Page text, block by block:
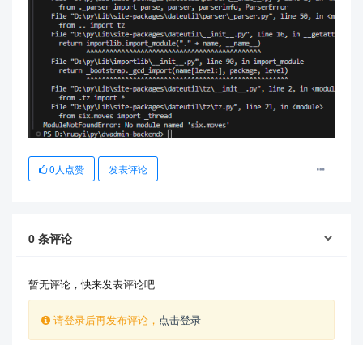
0 人点赞 发表评论
0 条评论
暂无评论，快来发表评论吧
请登录后再发布评论， 点击登录